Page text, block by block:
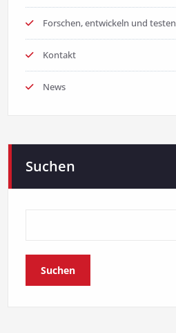
Forschen, entwickeln und testen
Kontakt
News
Suchen
Suchen